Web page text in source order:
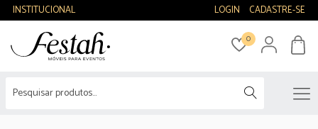
INSTITUCIONAL LOGIN CADASTRE-SE
0